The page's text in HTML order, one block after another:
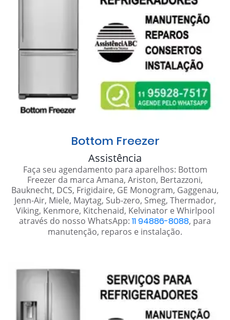
Bottom Freezer
Assistência
Faça seu agendamento para aparelhos: Bottom
Freezer da marca Amana, Ariston, Bertazzoni,
Bauknecht, DCS, Frigidaire, GE Monogram, Gaggenau,
Jenn-Air, Miele, Maytag, Sub-zero, Smeg, Thermador,
Viking, Kenmore, Kitchenaid, Kelvinator e Whirlpool
através do nosso WhatsApp: 11 94886-8088, para
manutenção, reparos e instalação.